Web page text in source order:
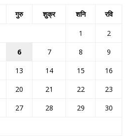
गुरु शुक्र शनि रवि
1
2
6 7 8
9
13 14 15
16
20 21 22
23
27 28 29
30